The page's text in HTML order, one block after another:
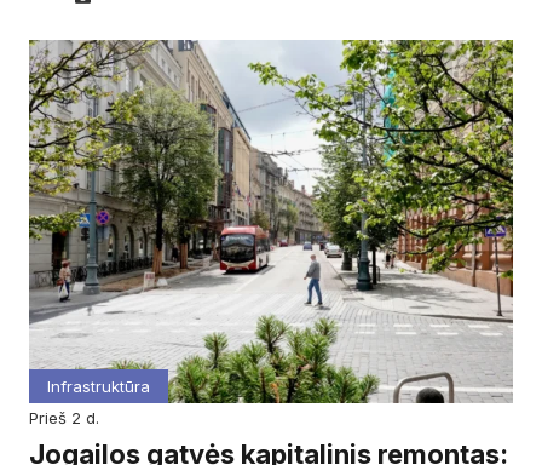
Infrastruktūra
prieš 2 d.
Jogailos gatvės kapitalinis remontas: